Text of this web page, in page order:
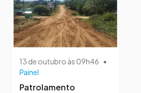
13 de outubro às 09h46 •
Painel
Patrolamento